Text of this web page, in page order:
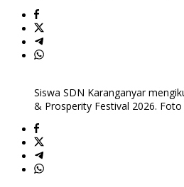
Siswa SDN Karanganyar
& Prosperity Festival 2026. Foto